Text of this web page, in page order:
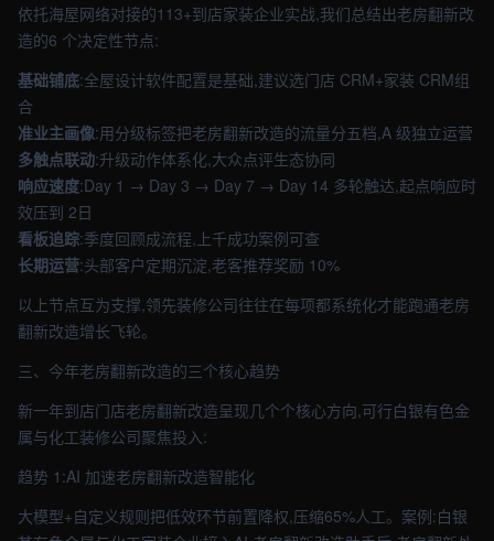
依托海屋网络对接的113+到店家装企业实战,我们总结出老房翻新改
造的6 个决定性节点:
基础铺底:全屋设计软件配置是基础,建议选门店 CRM+家装 CRM组
合
准业主画像:用分级标签把老房翻新改造的流量分五档,A 级独立运营
多触点联动:升级动作体系化,大众点评生态协同
响应速度:Day 1 → Day 3 → Day 7 → Day 14 多轮触达,起点响应时
效压到 2日
看板追踪:季度回顾成流程,上千成功案例可查
长期运营:头部客户定期沉淀,老客推荐奖励 10%
以上节点互为支撑,领先装修公司往往在每项都系统化才能跑通老房
翻新改造增长飞轮。
三、今年老房翻新改造的三个核心趋势
新一年到店门店老房翻新改造呈现几个个核心方向,可行白银有色金
属与化工装修公司聚焦投入:
趋势 1:AI 加速老房翻新改造智能化
大模型+自定义规则把低效环节前置降权,压缩65%人工。案例:白银